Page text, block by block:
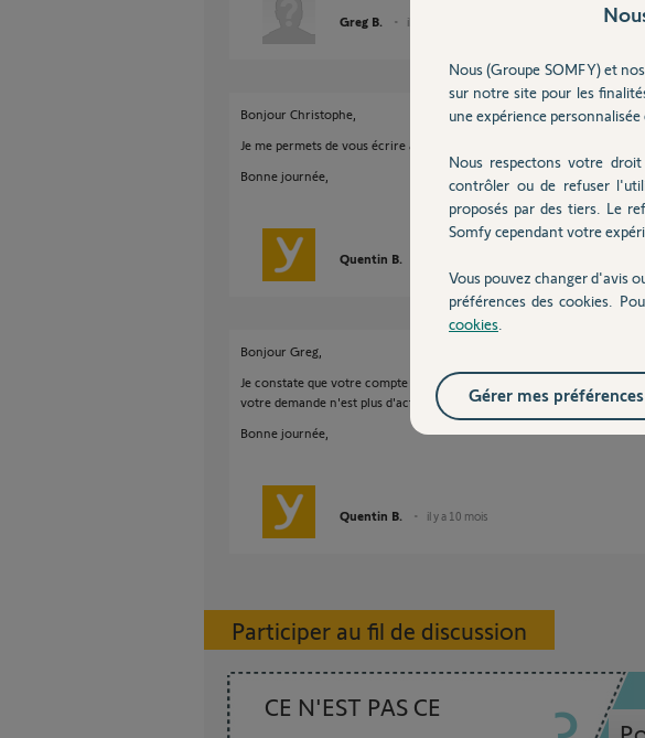
Greg B. il y a 10 mois
Bonjour Christophe,
Je me permets de vous écrire afin de connaître le nouvel e-mail que
Bonne journée,
Quentin B.
Bonjour Greg,
Je constate que votre compte est bien associé au thermostat. Puis-je
votre demande n'est plus d'actualité ?
Bonne journée,
Quentin B. il y a 10 mois
Participer au fil de discussion
CE N'EST PAS CE
Nous (Groupe SOMFY) et
sur notre site pour les
une expérience
Nous respectons votre
contrôler ou de refuser
proposés par des tiers. Le
Somfy cependant votre
Vous pouvez changer d'avis
préférences des cookies.
cookies
Gérer mes préférences